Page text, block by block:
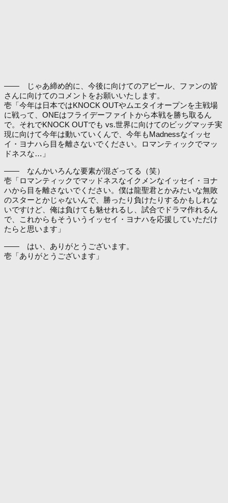
―― じゃあ締め的に、今後に向けてのアピール、ファンの皆
さんに向けてのコメントをお願いいたします。
壱「今年は日本ではKNOCK OUTやムエタイオープンを主戦場
に戦って、ONEはフライデーファイトから本戦を勝ち取るん
で。それでKNOCK OUTでも vs.世界に向けてのビッグマッチ実
現に向けて今年は動いていくんで、今年もMadnessなイッセ
イ・ヨナハら目を離さないでください。ロマンティックでマッ
ドネスな…」
―― なんかいろんな要素が混ざってる（笑）
壱「ロマンティックでマッドネスなイクメンなイッセイ・ヨナ
ハから目を離さないでください。僕は龍聖君とかみたいな無敗
のスターとかじゃないんで、勝ったり負けたりするかもしれな
いですけど、俺は負けても魅せれるし、試合でドラマ作れるん
で、これからもそういうイッセイ・ヨナハを応援していただけ
たらと思います」
―― はい、ありがとうございます。
壱「ありがとうございます」